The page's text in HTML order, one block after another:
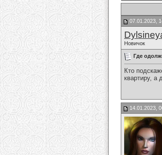
07.01.2023,
Новичок
Где
Кто
квартиру, а
14.01.2023,